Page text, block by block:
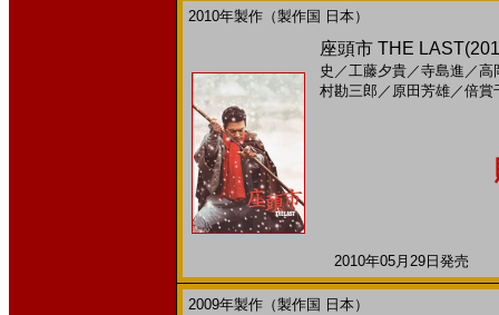
2010年製作（製作国 日本）
座頭市 THE
史 ／工藤夕貴／寺島進 ／高
村勘三郎 ／ 原田芳雄／倍賞
2010年05月29日発売
2009年製作（製作国 日本）